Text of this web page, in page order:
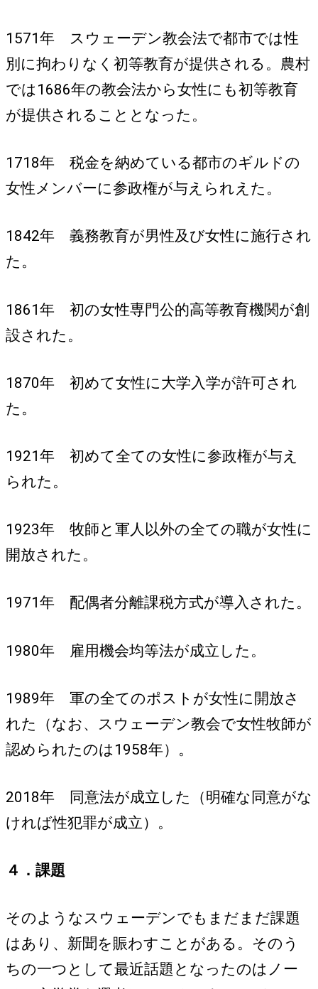
1571年 スウェーデン教会法で都市では性
別に拘わりなく初等教育が提供される。農村
では1686年の教会法から女性にも初等教育
が提供されることとなった。
1718年 税金を納めている都市のギルドの
女性メンバーに参政権が与えられえた。
1842年 義務教育が男性及び女性に施行され
た。
1861年 初の女性専門公的高等教育機関が創
設された。
1870年 初めて女性に大学入学が許可され
た。
1921年 初めて全ての女性に参政権が与え
られた。
1923年 牧師と軍人以外の全ての職が女性に
開放された。
1971年 配偶者分離課税方式が導入された。
1980年 雇用機会均等法が成立した。
1989年 軍の全てのポストが女性に開放さ
れた（なお、スウェーデン教会で女性牧師が
認められたのは1958年）。
2018年 同意法が成立した（明確な同意がな
ければ性犯罪が成立）。
４．課題
そのようなスウェーデンでもまだまだ課題
はあり、新聞を賑わすことがある。そのう
ちの一つとして最近話題となったのはノー